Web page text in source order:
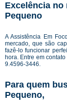
Excelência no
Pequeno
A Assistência Em
mercado, que são
fazê-lo funcionar
hora. Entre em
9.4596-3446.
Para quem
Pequeno,